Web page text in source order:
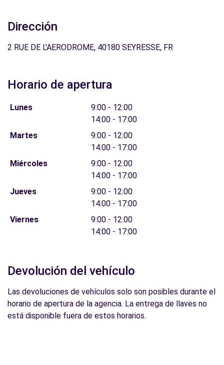
Dirección
2 RUE DE L'AERODROME, 40180 SEYRESSE, FR
Horario de apertura
Lunes
9:00 - 12:00
14:00 - 17:00
Martes
9:00 - 12:00
14:00 - 17:00
Miércoles
9:00 - 12:00
14:00 - 17:00
Jueves
9:00 - 12:00
14:00 - 17:00
Viernes
9:00 - 12:00
14:00 - 17:00
Devolución del vehículo
Las devoluciones de vehículos solo son posibles durante el
horario de apertura de la agencia. La entrega de llaves no
está disponible fuera de estos horarios.